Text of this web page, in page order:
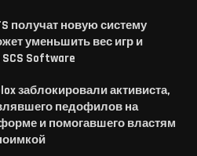
получат новую систему
уменьшить вес игр и
Software
заблокировали активиста,
педофилов на
и помогавшего властям